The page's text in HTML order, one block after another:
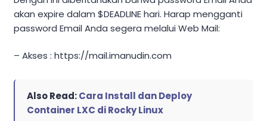
akan expire dalam $DEADLINE hari. Harap mengganti
password Email Anda segera melalui Web Mail:
– Akses : https://mail.imanudin.com
Also Read:Cara Install dan Deploy
Container LXC di Rocky Linux